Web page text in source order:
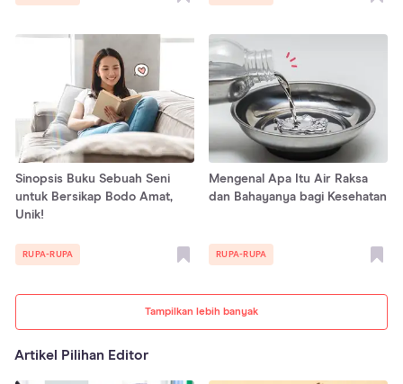
Tampilkan lebih banyak
Sinopsis Buku Sebuah Seni
untuk Bersikap Bodo Amat,
Unik!
RUPA-RUPA
Mengenal Apa Itu Air Raksa
dan Bahayanya bagi Kesehatan
RUPA-RUPA
Artikel Pilihan Editor